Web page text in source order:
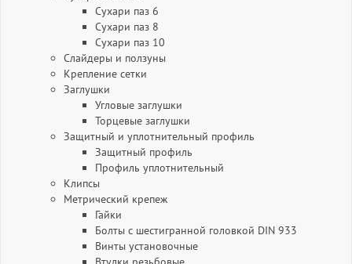
Сухари паз 6
Сухари паз 8
Сухари паз 10
Слайдеры и ползуны
Крепление сетки
Заглушки
Угловые заглушки
Торцевые заглушки
Защитный и уплотнительный профиль
Защитный профиль
Профиль уплотнительный
Клипсы
Метрический крепеж
Гайки
Болты с шестигранной головкой DIN 933
Винты установочные